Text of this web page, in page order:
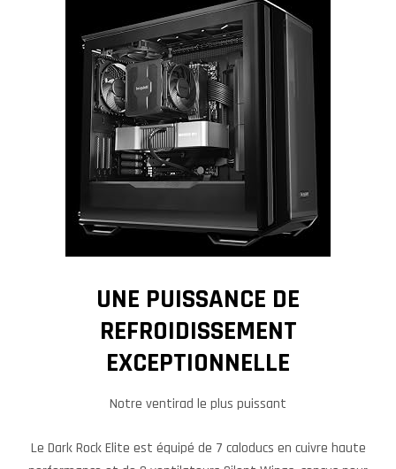
UNE PUISSANCE DE
REFROIDISSEMENT
EXCEPTIONNELLE
Notre ventirad le plus puissant
Le Dark Rock Elite est équipé de 7 caloducs en cuivre haute